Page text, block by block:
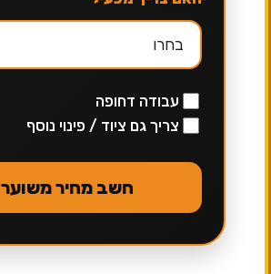
עבודה דחופה
צריך גם ציוד / פינוי נוסף
חשב מחיר משוער